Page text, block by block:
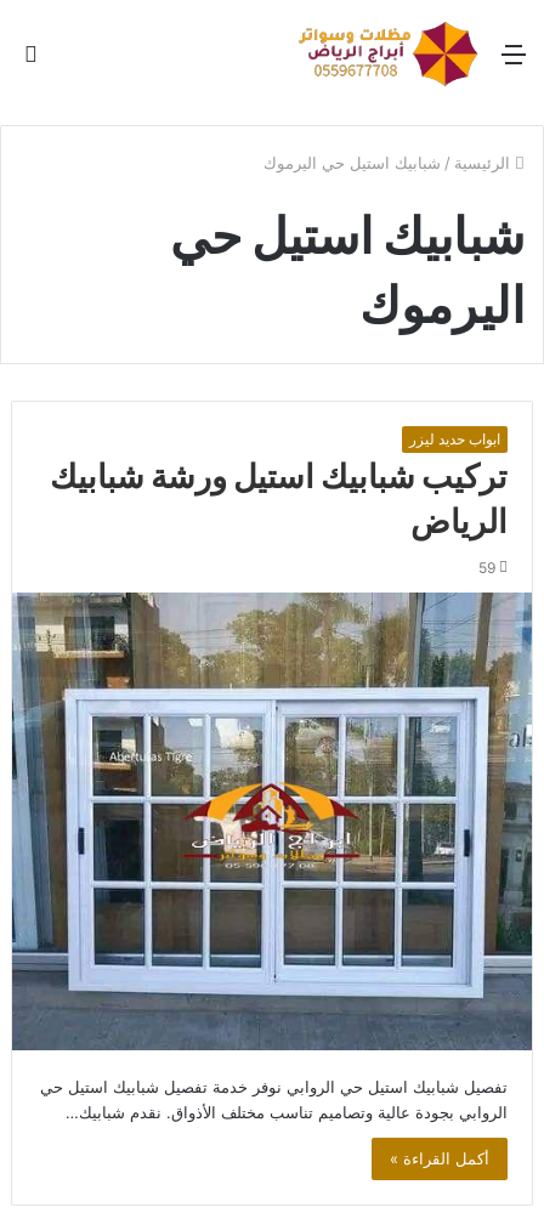
القائمة
الرئيسية / شبابيك استيل حي اليرموك
شبابيك استيل حي
اليرموك
ابواب حديد ليزر
تركيب شبابيك استيل ورشة شبابيك
الرياض
59
تفصيل شبابيك استيل حي الروابي نوفر خدمة تفصيل شبابيك استيل حي
الروابي بجودة عالية وتصاميم تناسب مختلف الأذواق. نقدم شبابيك…
أكمل القراءة »